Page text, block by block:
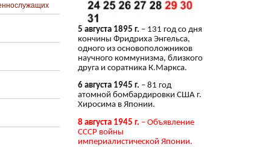
5 августа 1895 г. – 131 год со дня
кончины Фридриха Энгельса,
одного из основоположников
научного коммунизма, близкого
друга и соратника К.Маркса.
6 августа 1945 г. – 81 год
атомной бомбардировки США г.
Хиросима в Японии.
8 августа 1945 г. – Объявление
СССР войны
империалистической Японии.